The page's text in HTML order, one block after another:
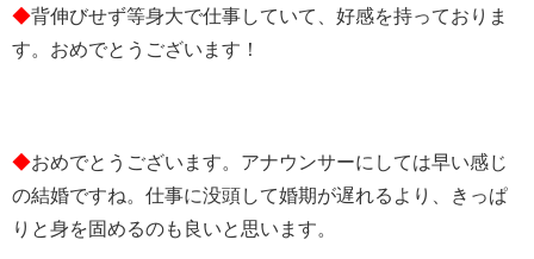
◆背伸びせず等身大で仕事していて、好感を持っておりま
す。おめでとうございます！
◆おめでとうございます。アナウンサーにしては早い感じ
の結婚ですね。仕事に没頭して婚期が遅れるより、きっぱ
りと身を固めるのも良いと思います。